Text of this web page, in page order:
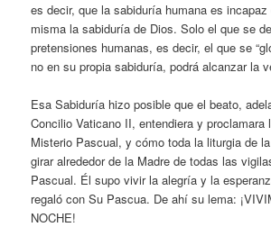
es decir, que la sabiduría humana es
misma la sabiduría de Dios. Solo el que se
pretensiones humanas, es decir, el que se
no en su propia sabiduría, podrá alcanzar la
Esa Sabiduría hizo posible que el beato,
Concilio Vaticano II, entendiera y proclamara
Misterio Pascual, y cómo toda la liturgia de
girar alrededor de la Madre de todas las
Pascual. Él supo vivir la alegría y la
regaló con Su Pascua. De ahí su lema:
NOCHE!